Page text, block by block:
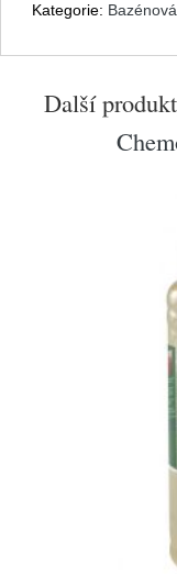
Kategorie:
Další